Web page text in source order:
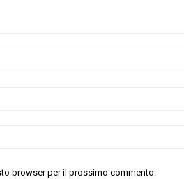
browser per il prossimo commento.